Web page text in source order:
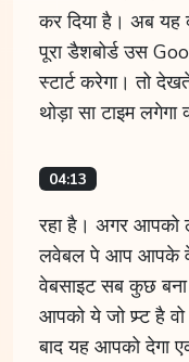
कर दिया है। अब यह
पूरा डैशबोर्ड उस
स्टार्ट करेगा। तो
थोड़ा सा टाइम
04:13
रहा है। अगर आपको
लवेबल पे आप आपके
वेबसाइट सब कुछ
आपको ये जो प्र्प्ट है
बाद यह आपको देगा